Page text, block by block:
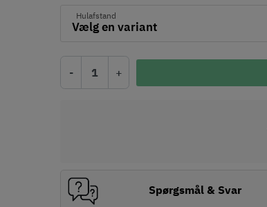
Hulafstand
- +
Spørgsmål & Svar